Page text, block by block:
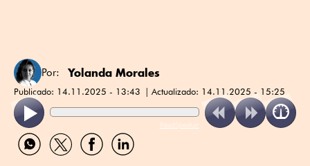
Por: Yolanda Morales
Publicado: 14.11.2025 - 13:43 Actualizado: 14.11.2025 - 15:25
ReadSpeaker
Compartir
por
Compartir
por
Compartir
por
Compartir
por